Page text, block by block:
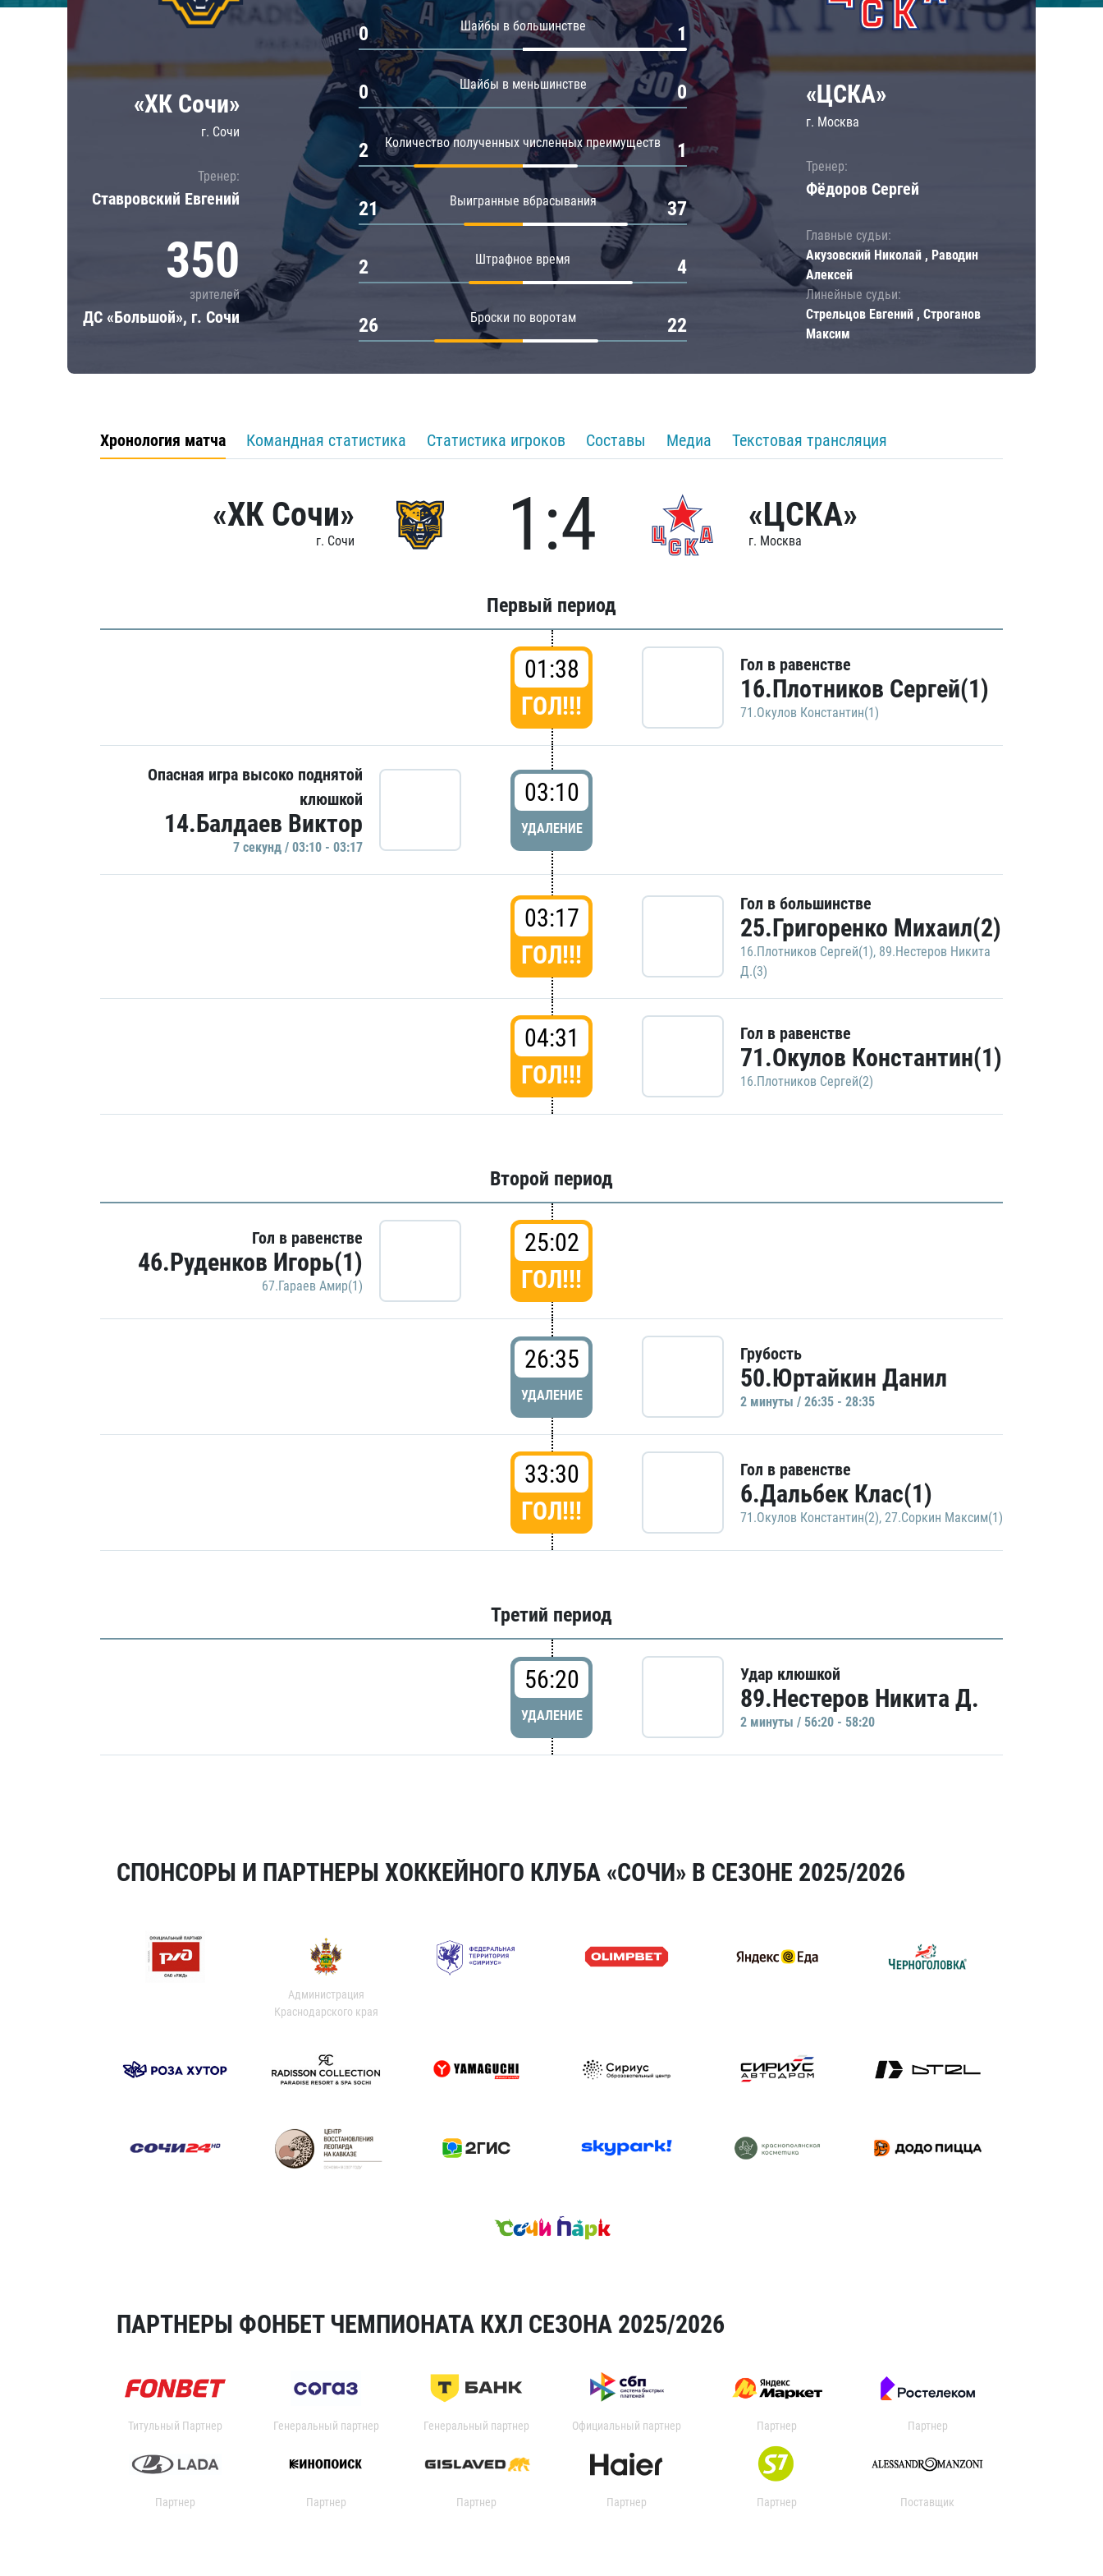
Локомотив
ЦСКА
Шанхайские Драконы
Амур
Барыс
Салават Юлаев
«ХК Сочи»
г. Сочи
Тренер:
Ставровский Евгений
350
зрителей
ДС «Большой», г. Сочи
Шайбы в большинстве
0 1
Шайбы в меньшинстве
0 0
Количество полученных численных преимуществ
2 1
Выигранные вбрасывания
21 37
Штрафное время
2 4
Броски по воротам
26 22
«ЦСКА»
г. Москва
Тренер:
Фёдоров Сергей
Главные судьи:
Акузовский Николай , Раводин
Алексей
Линейные судьи:
Стрельцов Евгений , Строганов
Максим
Хронология матча Командная статистика Статистика игроков Составы Медиа Текстовая трансляция
«ХК Сочи»
г. Сочи 1:4 «ЦСКА»
г. Москва
Первый период
01:38
ГОЛ!!!
Гол в равенстве
16.Плотников Сергей(1)
71.Окулов Константин(1)
Опасная игра высоко поднятой
клюшкой
14.Балдаев Виктор
7 секунд / 03:10 - 03:17
03:10
УДАЛЕНИЕ
03:17
ГОЛ!!!
Гол в большинстве
25.Григоренко Михаил(2)
16.Плотников Сергей(1), 89.Нестеров Никита
Д.(3)
04:31
ГОЛ!!!
Гол в равенстве
71.Окулов Константин(1)
16.Плотников Сергей(2)
Второй период
Гол в равенстве
46.Руденков Игорь(1)
67.Гараев Амир(1)
25:02
ГОЛ!!!
26:35
УДАЛЕНИЕ
Грубость
50.Юртайкин Данил
2 минуты / 26:35 - 28:35
33:30
ГОЛ!!!
Гол в равенстве
6.Дальбек Клас(1)
71.Окулов Константин(2), 27.Соркин Максим(1)
Третий период
56:20
УДАЛЕНИЕ
Удар клюшкой
89.Нестеров Никита Д.
2 минуты / 56:20 - 58:20
СПОНСОРЫ И ПАРТНЕРЫ ХОККЕЙНОГО КЛУБА «СОЧИ» В СЕЗОНЕ 2025/2026
Администрация
Краснодарского края
ПАРТНЕРЫ ФОНБЕТ ЧЕМПИОНАТА КХЛ СЕЗОНА 2025/2026
Титульный Партнер Генеральный партнер Генеральный партнер Официальный партнер Партнер Партнер
Партнер Партнер Партнер Партнер Партнер Поставщик